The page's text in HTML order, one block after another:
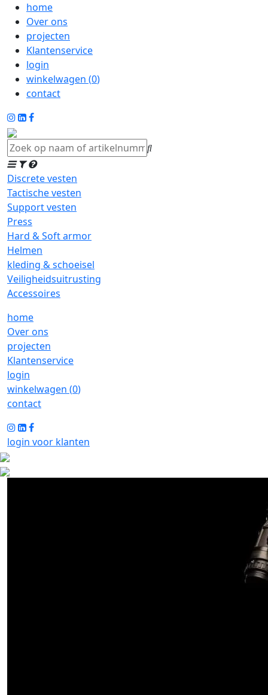
home
Over ons
projecten
Klantenservice
login
winkelwagen (0)
contact
Discrete vesten
Tactische vesten
Support vesten
Press
Hard & Soft armor
Helmen
kleding & schoeisel
Veiligheidsuitrusting
Accessoires
home
Over ons
projecten
Klantenservice
login
winkelwagen (0)
contact
login voor klanten